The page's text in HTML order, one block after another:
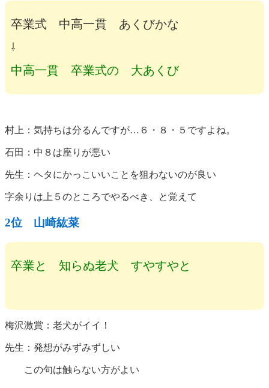
卒業式 中高一貫 あくびかな
⇩
中高一貫 卒業式の 大あくび
村上：気持ちは分るんですが…６・８・５ですよね。
石田：中８は座りが悪い
先生：ヘタにかっこいいことを狙わないのが良い
字余りは上５のところでやるべき、と覚えて
2位 山崎紘菜
卒業と 知らぬ老犬 すやすやと
梅沢激賞：老犬がイイ！
先生：発想がみずみずしい
この句は触らない方がよい